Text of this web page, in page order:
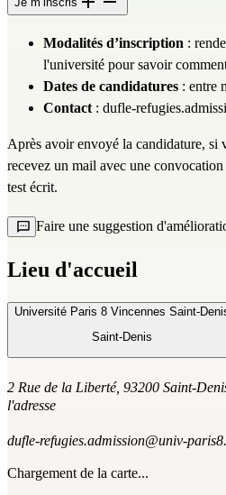
Modalités d’inscription :
l'université pour savoir
Dates de candidatures : entre
Contact : dufle-
Après avoir envoyé la candidature, si
recevez un mail avec une
test écrit.
Faire une suggestion
Lieu d'accueil
Université Paris 8 Vincennes Saint-
Saint-Denis
2 Rue de la Liberté, 93200 Saint-
l'adresse
dufle-refugies.admission@univ-
Chargement de la carte...